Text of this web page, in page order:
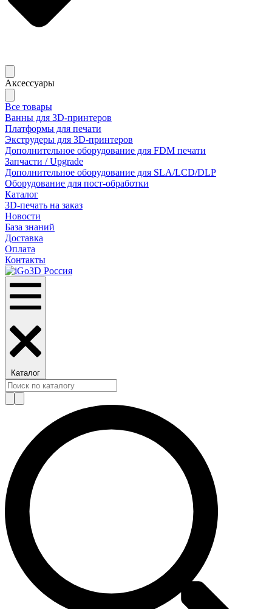
Аксессуары
Все товары
Ванны для 3D-принтеров
Платформы для печати
Экструдеры для 3D-принтеров
Дополнительное оборудование для FDM печати
Запчасти / Upgrade
Дополнительное оборудование для SLA/LCD/DLP
Оборудование для пост-обработки
Каталог
3D-печать на заказ
Новости
База знаний
Доставка
Оплата
Контакты
Каталог